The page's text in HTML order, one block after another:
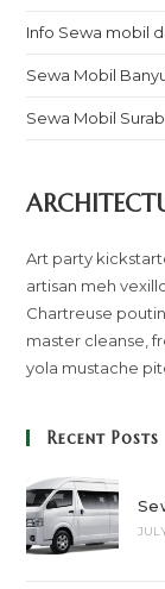
Info Sewa mobil
Sewa Mobil
Sewa Mobil
Art party
artisan meh
Chartreuse
master cleanse,
yola mustache
Recent Posts